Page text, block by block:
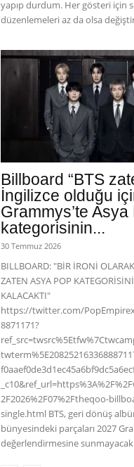
yapıp durdum. Her gösteri için
düzenlemeleri az da olsa
Billboard “BTS
İngilizce olduğu
Grammys’te Asya
kategorisinin...
30 Temmuz 2026
BILLBOARD: "BİR İRONİ
ZATEN ASYA POP
KALACAKTI"
https://twitter.com/
8871171?
2F2026%2F07%2Ftheqoo-
single.html BTS, geri dönüş
bünyesindeki parçaları 2027
değerlendirmesine